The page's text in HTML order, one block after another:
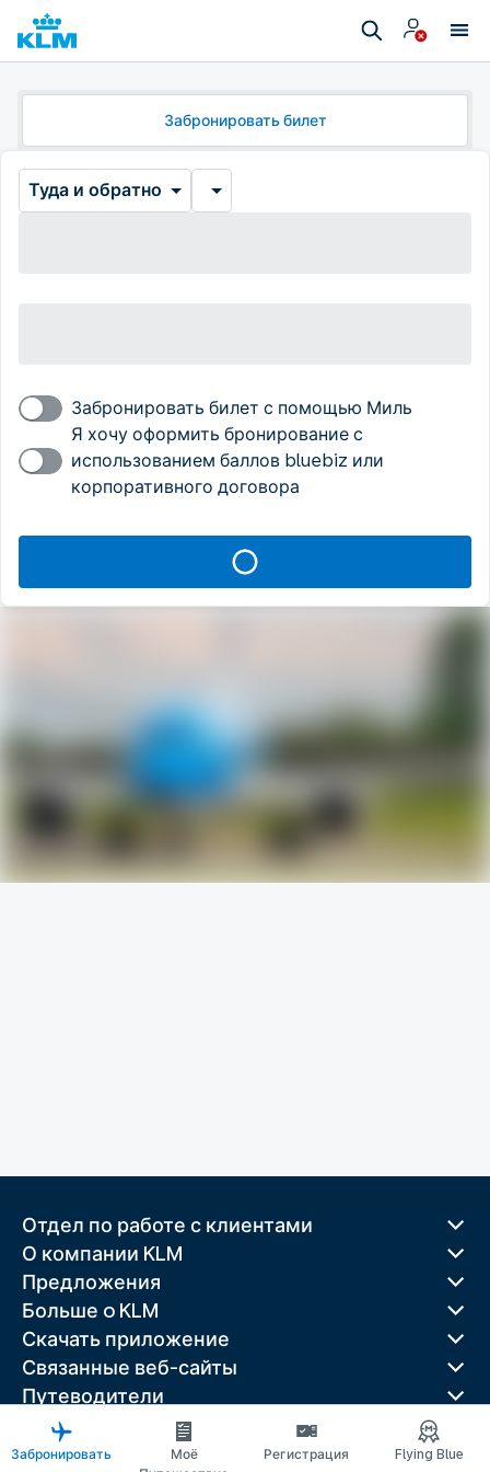
Забронировать билет
Туда и обратно
Забронировать билет с помощью Миль
Я хочу оформить бронирование с
использованием баллов bluebiz или
корпоративного договора
Отдел по работе с клиентами
О компании KLM
Предложения
Больше o KLM
Скачать приложение
Связанные веб-сайты
Путеводители
Лучшие направления
Популярные страны
Забронировать
Моё
Регистрация Flying Blue